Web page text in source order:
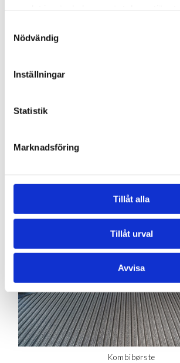
Nödvändig
Inställningar
Statistik
Marknadsföring
Tillåt alla
Tillåt urval
Avvisa
Kombibørste